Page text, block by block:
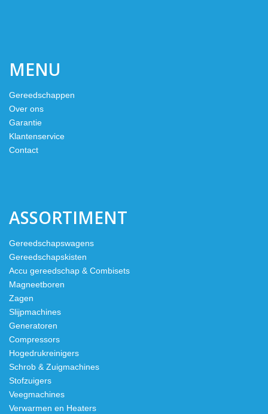
MENU
Gereedschappen
Over ons
Garantie
Klantenservice
Contact
ASSORTIMENT
Gereedschapswagens
Gereedschapskisten
Accu gereedschap & Combisets
Magneetboren
Zagen
Slijpmachines
Generatoren
Compressors
Hogedrukreinigers
Schrob & Zuigmachines
Stofzuigers
Veegmachines
Verwarmen en Heaters